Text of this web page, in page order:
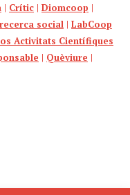
| Crític | Diomcoop |
social | LabCoop
Activitats Científiques
| Quèviure |